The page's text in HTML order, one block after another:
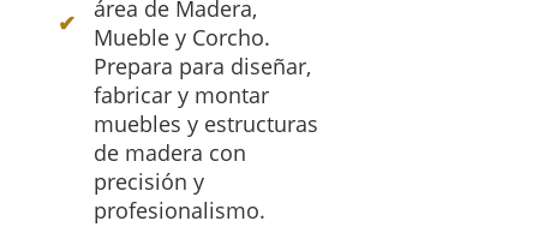
área de Madera,
Mueble y Corcho.
Prepara para diseñar,
fabricar y montar
muebles y estructuras
de madera con
precisión y
profesionalismo.